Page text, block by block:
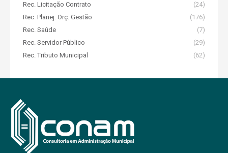
Rec. Licitação Contrato
(24)
Rec. Planej. Orç. Gestão
(176)
Rec. Saúde
(7)
Rec. Servidor Público
(29)
Rec. Tributo Municipal
(62)